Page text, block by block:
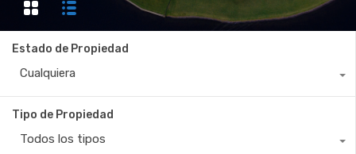
Estado de Propiedad
Cualquiera
Tipo de Propiedad
Todos los tipos